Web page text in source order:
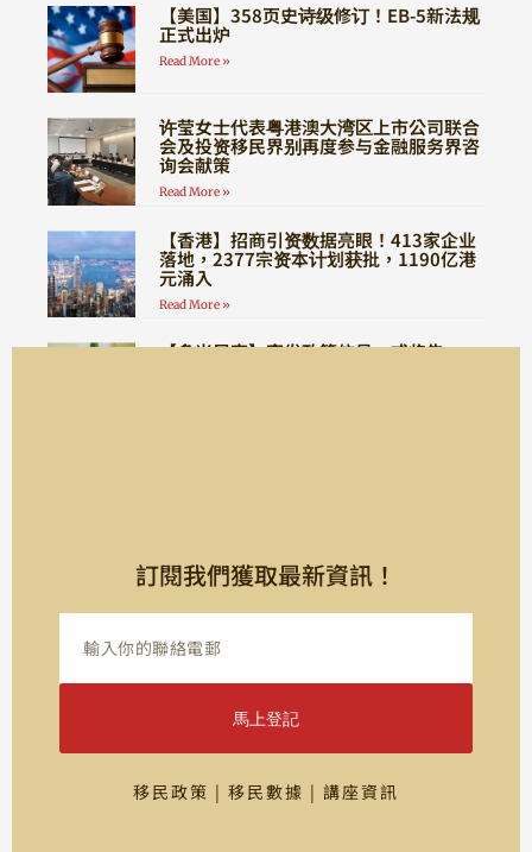
【美国】358页史诗级修订！EB-5新法规
正式出炉
Read More »
许莹女士代表粤港澳大湾区上市公司联合
会及投资移民界别再度参与金融服务界咨
询会献策
Read More »
【香港】招商引资数据亮眼！413家企业
落地，2377宗资本计划获批，1190亿港
元涌入
Read More »
【多米尼克】突发政策信号，或将告
訂閱我們獲取最新資訊！
馬上登記
移民政策 | 移民數據 | 講座資訊